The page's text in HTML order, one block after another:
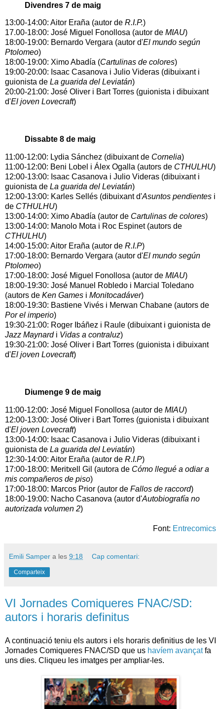
Divendres 7 de maig
13:00-14:00: Aitor Eraña (autor de R.I.P.)
17.00-18:00: José Miguel Fonollosa (autor de MIAU)
18:00-19:00: Bernardo Vergara (autor d'El mundo según
Ptolomeo)
18:00-19:00: Ximo Abadía (Cartulinas de colores)
19:00-20:00: Isaac Casanova i Julio Videras (dibuixant i
guionista de La guarida del Leviatán)
20:00-21:00: José Oliver i Bart Torres (guionista i dibuixant
d'El joven Lovecraft)
Dissabte 8 de maig
11:00-12:00: Lydia Sánchez (dibuixant de Cornelia)
11:00-12:00: Beni Lobel i Álex Ogalla (autors de CTHULHU)
12:00-13:00: Isaac Casanova i Julio Videras (dibuixant i
guionista de La guarida del Leviatán)
12:00-13:00: Karles Sellés (dibuixant d'Asuntos pendientes i
de CTHULHU)
13:00-14:00: Ximo Abadía (autor de Cartulinas de colores)
13:00-14:00: Manolo Mota i Roc Espinet (autors de
CTHULHU)
14:00-15:00: Aitor Eraña (autor de R.I.P)
17:00-18:00: Bernardo Vergara (autor d'El mundo según
Ptolomeo)
17:00-18:00: José Miguel Fonollosa (autor de MIAU)
18:00-19:30: José Manuel Robledo i Marcial Toledano
(autors de Ken Games i Monitocadáver)
18:00-19:30: Bastiene Vivés i Merwan Chabane (autors de
Por el imperio)
19:30-21:00: Roger Ibáñez i Raule (dibuixant i guionista de
Jazz Maynard i Vidas a contraluz)
19:30-21:00: José Oliver i Bart Torres (guionista i dibuixant
d'El joven Lovecraft)
Diumenge 9 de maig
11:00-12:00: José Miguel Fonollosa (autor de MIAU)
12:00-13:00: José Oliver i Bart Torres (guionista i dibuixant
d'El joven Lovecraft)
13:00-14:00: Isaac Casanova i Julio Videras (dibuixant i
guionista de La guarida del Leviatán)
12:30-14:00: Aitor Eraña (autor de R.I.P)
17:00-18:00: Meritxell Gil (autora de Cómo llegué a odiar a
mis compañeros de piso)
17:00-18:00: Marcos Prior (autor de Fallos de raccord)
18:00-19:00: Nacho Casanova (autor d'Autobiografía no
autorizada volumen 2)
Font: Entrecomics
Emili Samper a les 9:18 Cap comentari:
Comparteix
VI Jornades Comiqueres FNAC/SD:
autors i horaris definitus
A continuació teniu els autors i els horaris definitius de les VI
Jornades Comiqueres FNAC/SD que us havíem avançatfa
uns dies. Cliqueu les imatges per ampliar-les.